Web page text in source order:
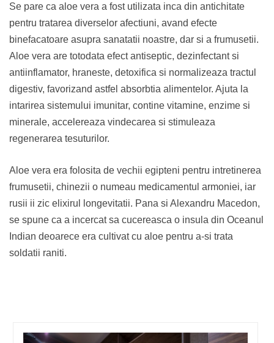
Se pare ca aloe vera a fost utilizata inca din antichitate
pentru tratarea diverselor afectiuni, avand efecte
binefacatoare asupra sanatatii noastre, dar si a frumusetii.
Aloe vera are totodata efect antiseptic, dezinfectant si
antiinflamator, hraneste, detoxifica si normalizeaza tractul
digestiv, favorizand astfel absorbtia alimentelor. Ajuta la
intarirea sistemului imunitar, contine vitamine, enzime si
minerale, accelereaza vindecarea si stimuleaza
regenerarea tesuturilor.
Aloe vera era folosita de vechii egipteni pentru intretinerea
frumusetii, chinezii o numeau medicamentul armoniei, iar
rusii ii zic elixirul longevitatii. Pana si Alexandru Macedon,
se spune ca a incercat sa cucereasca o insula din Oceanul
Indian deoarece era cultivat cu aloe pentru a-si trata
soldatii raniti.